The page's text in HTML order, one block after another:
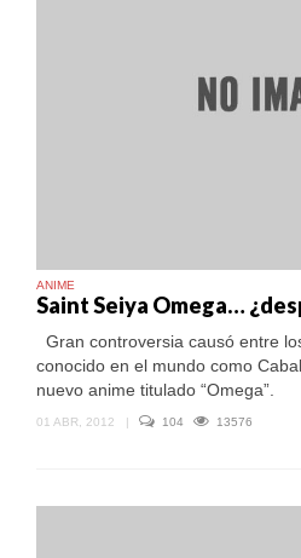
ANIME
Saint Seiya Omega…
Gran controversia causó entre
conocido en el mundo como
nuevo anime titulado “Omega”.
01 ABR, 2012 | 104 13576